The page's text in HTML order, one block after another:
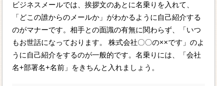
ビジネスメールでは、挨拶文のあとに名乗りを入れて、
「どこの誰からのメールか」がわかるように自己紹介する
のがマナーです。相手との面識の有無に関わらず、「いつ
もお世話になっております。 株式会社〇〇の××です」のよ
うに自己紹介をするのが一般的です。名乗りには、「会社
名+部署名+名前」をきちんと入れましょう。